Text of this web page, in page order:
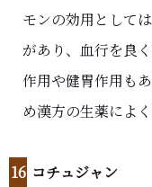
モンの効用として
があり、血行を良
作用や健胃作用も
め漢方の生薬によ
16 コチュジャン